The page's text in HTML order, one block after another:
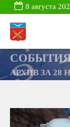
8 августа
АРХИВ ЗА 28